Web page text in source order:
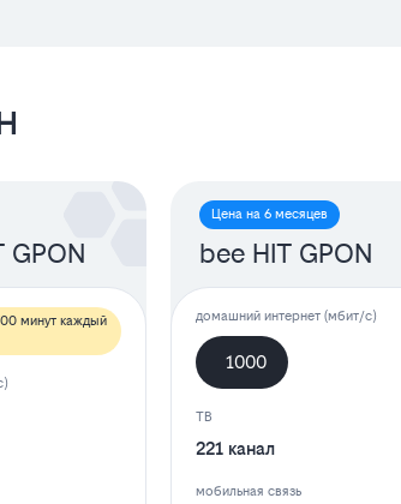
GPON
минут каждый
Цена на 6 месяцев
bee HIT GPON
домашний интернет (мбит/с)
1000
ТВ
221 канал
мобильная связь